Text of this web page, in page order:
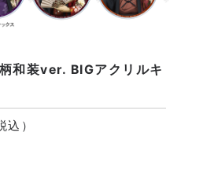
和装ver. BIGアクリルキ
）